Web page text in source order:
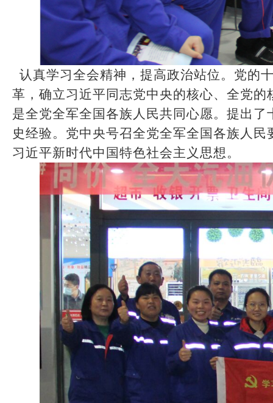
认真学习全会精神，提高政治站位。党的
革 ， 确立习近平同志党中央的核心、全党
是全党全军全国各族人民共同心愿。提出 了
史经验。 党中央号召全党全军全国各族人
习近平新时代中国特色社会主义思想 。